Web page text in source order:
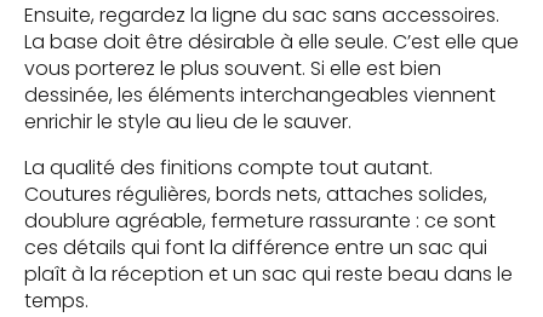
Ensuite, regardez la ligne du sac sans accessoires.
La base doit être désirable à elle seule. C’est elle que
vous porterez le plus souvent. Si elle est bien
dessinée, les éléments interchangeables viennent
enrichir le style au lieu de le sauver.
La qualité des finitions compte tout autant.
Coutures régulières, bords nets, attaches solides,
doublure agréable, fermeture rassurante : ce sont
ces détails qui font la différence entre un sac qui
plaît à la réception et un sac qui reste beau dans le
temps.